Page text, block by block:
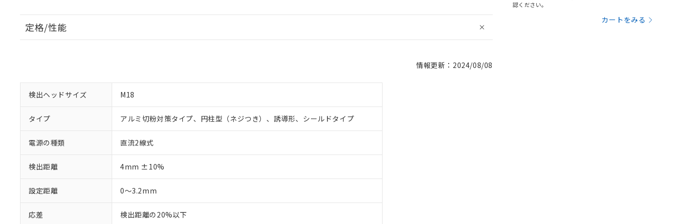
定格/性能
情報更新：2024/08/08
検出ヘッドサイズ M18
タイプ アルミ切粉対策タイプ、円柱型（ネジつき）、誘導形、シールドタイプ
電源の種類 直流2線式
検出距離 4mm ±10%
設定距離 0～3.2mm
応差 検出距離の20%以下
認ください。
カートをみる